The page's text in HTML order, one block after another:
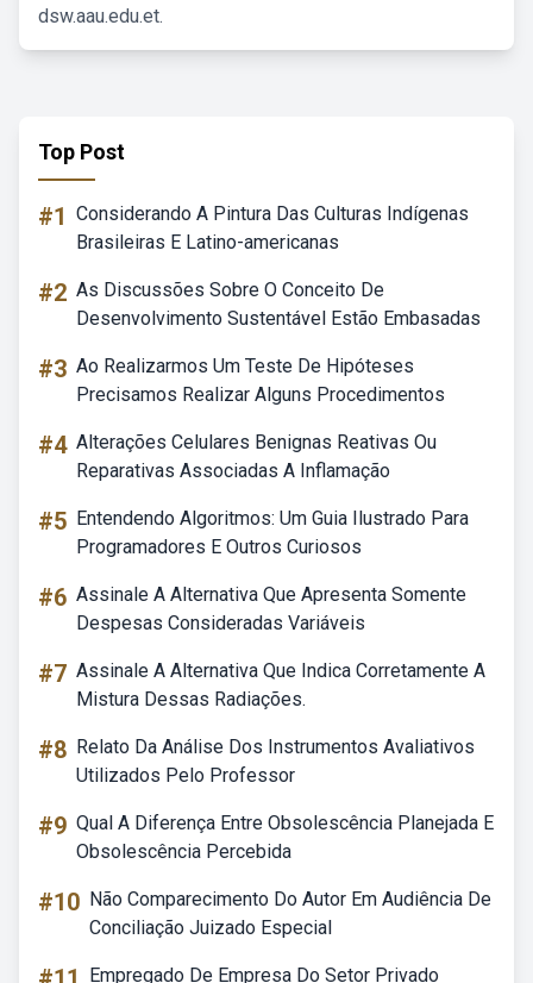
dsw.aau.edu.et.
Top Post
#1 Considerando A Pintura Das Culturas Indígenas
Brasileiras E Latino-americanas
#2 As Discussões Sobre O Conceito De
Desenvolvimento Sustentável Estão Embasadas
#3 Ao Realizarmos Um Teste De Hipóteses
Precisamos Realizar Alguns Procedimentos
#4 Alterações Celulares Benignas Reativas Ou
Reparativas Associadas A Inflamação
#5 Entendendo Algoritmos: Um Guia Ilustrado Para
Programadores E Outros Curiosos
#6 Assinale A Alternativa Que Apresenta Somente
Despesas Consideradas Variáveis
#7 Assinale A Alternativa Que Indica Corretamente A
Mistura Dessas Radiações.
#8 Relato Da Análise Dos Instrumentos Avaliativos
Utilizados Pelo Professor
#9 Qual A Diferença Entre Obsolescência Planejada E
Obsolescência Percebida
#10 Não Comparecimento Do Autor Em Audiência De
Conciliação Juizado Especial
Empregado De Empresa Do Setor Privado